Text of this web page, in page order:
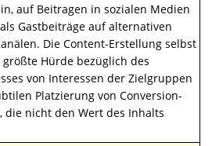
auf Beitragen in sozialen Medien
Gastbeiträge auf alternativen
Die Content-Erstellung selbst
Hürde bezüglich des
von Interessen der Zielgruppen
Platzierung von Conversion-
die nicht den Wert des Inhalts